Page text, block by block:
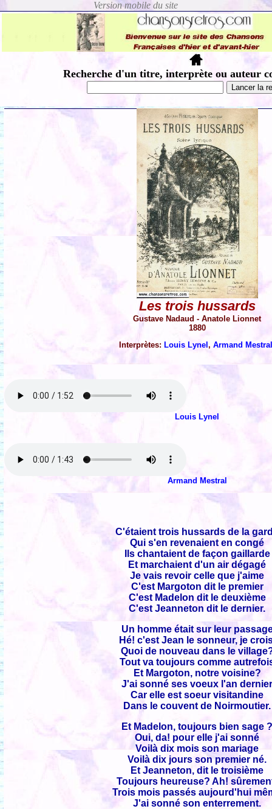
Recherche d'un titre, interprète ou auteur
Les trois hussards
Gustave Nadaud - Anatole Lionnet
1880
Interprètes:Louis Lynel,Armand
Louis Lynel
Armand Mestral
C'étaient trois hussards de la
Qui s'en revenaient en congé
Ils chantaient de façon gaillarde
Et marchaient d'un air dégagé
Je vais revoir celle que j'aime
C'est Margoton dit le premier
C'est Madelon dit le deuxième
C'est Jeanneton dit le dernier.
Un homme était sur leur
Hé! c'est Jean le sonneur, je
Quoi de nouveau dans le
Tout va toujours comme
Et Margoton, notre voisine?
J'ai sonné ses voeux l'an
Car elle est soeur visitandine
Dans le couvent de Noirmoutier.
Et Madelon, toujours bien sage
Oui, da! pour elle j'ai sonné
Voilà dix mois son mariage
Voilà dix jours son premier né.
Et Jeanneton, dit le troisième
Toujours heureuse? Ah!
Trois mois passés aujourd'hui
J'ai sonné son enterrement.